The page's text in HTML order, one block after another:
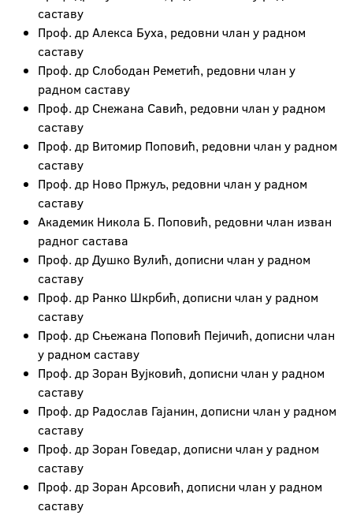
саставу
Проф. др Алекса Буха, редовни члан у радном
саставу
Проф. др Слободан Реметић, редовни члан у
радном саставу
Проф. др Снежана Савић, редовни члан у радном
саставу
Проф. др Витомир Поповић, редовни члан у радном
саставу
Проф. др Ново Пржуљ, редовни члан у радном
саставу
Академик Никола Б. Поповић, редовни члан изван
радног састава
Проф. др Душко Вулић, дописни члан у радном
саставу
Проф. др Ранко Шкрбић, дописни члан у радном
саставу
Проф. др Сњежана Поповић Пејичић, дописни члан
у радном саставу
Проф. др Зоран Вујковић, дописни члан у радном
саставу
Проф. др Радослав Гајанин, дописни члан у радном
саставу
Проф. др Зоран Говедар, дописни члан у радном
саставу
Проф. др Зоран Арсовић, дописни члан у радном
саставу